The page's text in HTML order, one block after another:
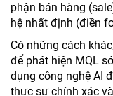
phận bán hàng
hệ nhất định (điền
Có những cách
để phát hiện MQL
dụng công nghệ AI
thực sự chính xác